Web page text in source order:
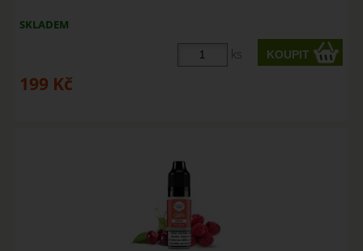
SKLADEM
ks
199 Kč